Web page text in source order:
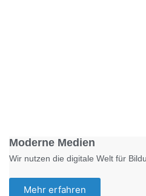
Moderne Medien
Wir nutzen die digitale Welt für
Mehr erfahren